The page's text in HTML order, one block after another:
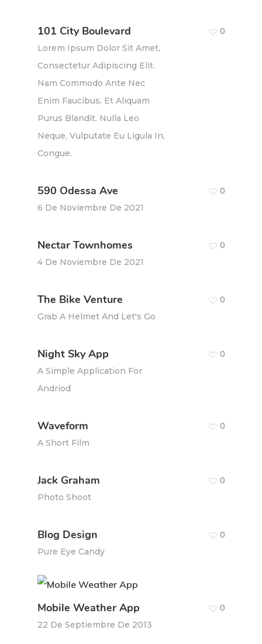
101 City Boulevard
Lorem Ipsum Dolor Sit Amet,
Consectetur Adipiscing Elit.
Nam Commodo Ante Nec
Enim Faucibus, Et Aliquam
Purus Blandit. Nulla Leo
Neque, Vulputate Eu Ligula In,
Congue.
0
590 Odessa Ave
6 De Noviembre De 2021
0
Nectar Townhomes
4 De Noviembre De 2021
0
The Bike Venture
Grab A Helmet And Let's Go
0
Night Sky App
A Simple Application For
Andriod
0
Waveform
A Short Film
0
Jack Graham
Photo Shoot
0
Blog Design
Pure Eye Candy
0
Mobile Weather App
22 De Septiembre De 2013
0